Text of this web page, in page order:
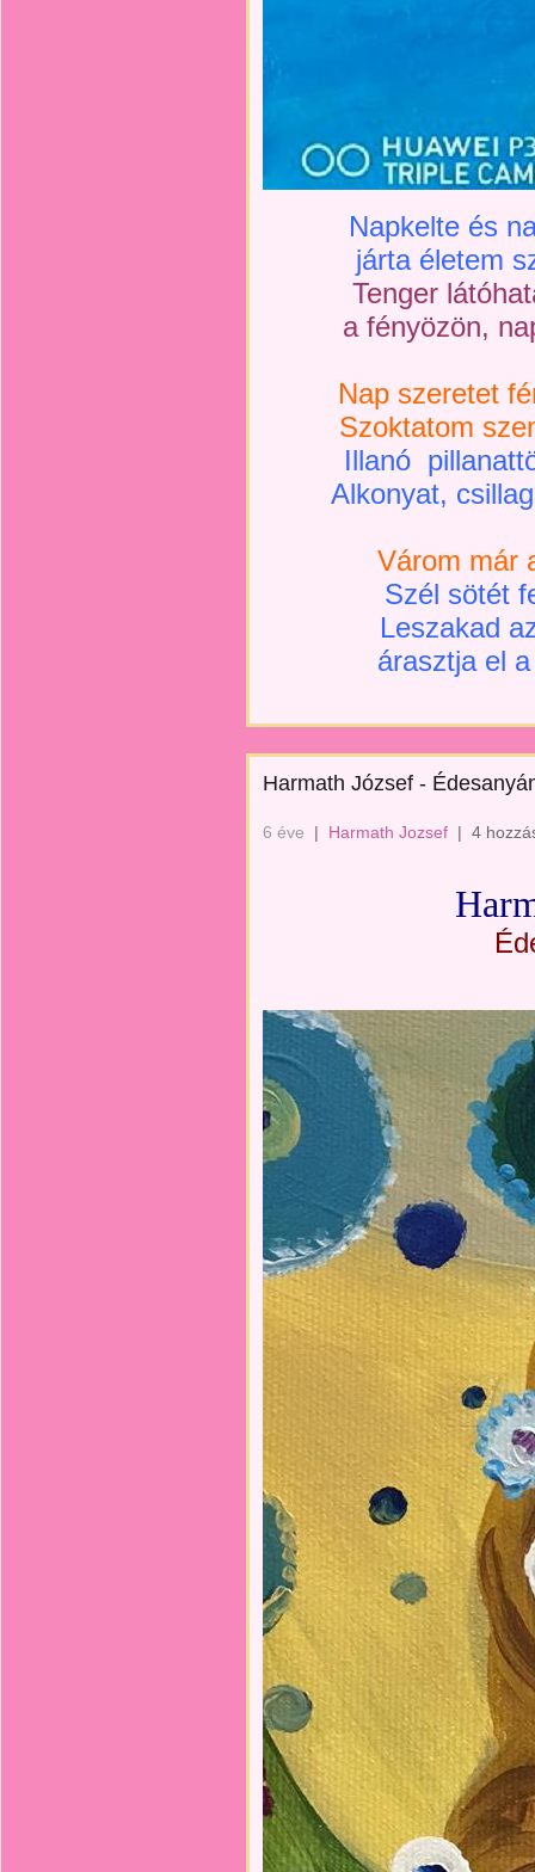
Napkelte és
járta életem
Tenger
a fényözön,
Nap szeretet
Szoktatom
Illanó
Alkonyat,
Várom már
Szél sötét
Leszakad
árasztja el
Harmath József -
6 éve | Harmath Jozsef | 4